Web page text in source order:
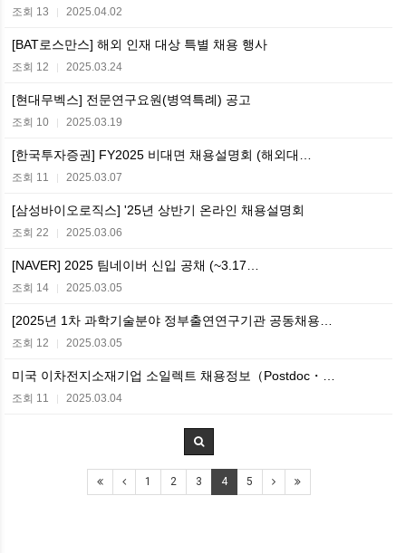
조회 13 | 2025.04.02
[BAT로스만스] 해외 인재 대상 특별 채용 행사
조회 12 | 2025.03.24
[현대무벡스] 전문연구요원(병역특례) 공고
조회 10 | 2025.03.19
[한국투자증권] FY2025 비대면 채용설명회 (해외대…
조회 11 | 2025.03.07
[삼성바이오로직스] '25년 상반기 온라인 채용설명회
조회 22 | 2025.03.06
[NAVER] 2025 팀네이버 신입 공채 (~3.17…
조회 14 | 2025.03.05
[2025년 1차 과학기술분야 정부출연연구기관 공동채용…
조회 12 | 2025.03.05
미국 이차전지소재기업 소일렉트 채용정보（Postdoc・…
조회 11 | 2025.03.04
1 2 3 4 5